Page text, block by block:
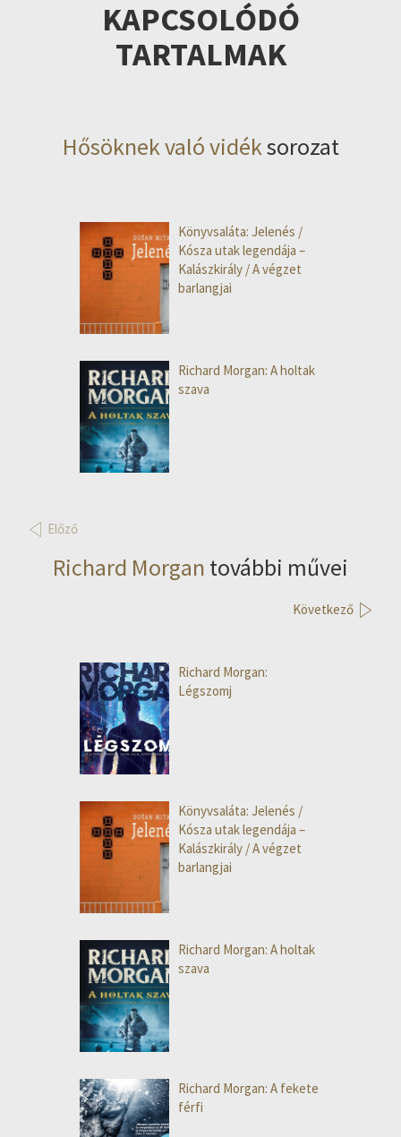
KAPCSOLÓDÓ
TARTALMAK
Hősöknek való vidéksorozat
Könyvsaláta: Jelenés /
Kósza utak legendája –
Kalászkirály / A végzet
barlangjai
Richard Morgan: A holtak
szava
Előző
Richard Morgan további művei
Következő
Richard Morgan:
Légszomj
Könyvsaláta: Jelenés /
Kósza utak legendája –
Kalászkirály / A végzet
barlangjai
Richard Morgan: A holtak
szava
Richard Morgan: A fekete
férfi